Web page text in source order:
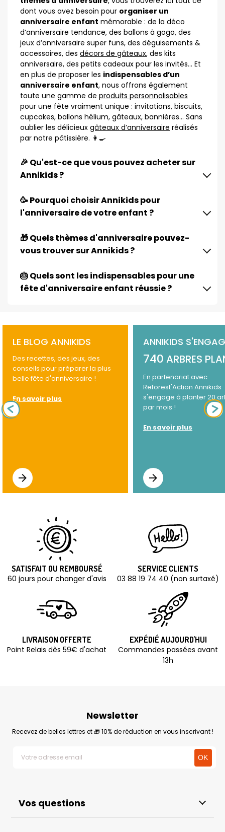
dont vous avez besoin pour organiser un
anniversaire enfant mémorable : de la déco
d’anniversaire tendance, des ballons à gogo, des
jeux d’anniversaire super funs, des déguisements &
accessoires, des décors de gâteaux, des kits
anniversaire, des petits cadeaux pour les invités… Et
en plus de proposer les indispensables d’un
anniversaire enfant, nous offrons également
toute une gamme de produits personnalisables
pour une fête vraiment unique : invitations, biscuits,
cupcakes, ballons hélium, gâteaux, bannières… Sans
oublier les délicieux gâteaux d’anniversaire réalisés
par notre pâtissière. 👩‍🍳
🎉 Qu'est-ce que vous pouvez acheter sur
Annikids ?
🥳 Pourquoi choisir Annikids pour
l'anniversaire de votre enfant ?
🎁 Quels thèmes d'anniversaire pouvez-
vous trouver sur Annikids ?
🎂 Quels sont les indispensables pour une
fête d'anniversaire enfant réussie ?
LE BLOG ANNIKIDS
Des recettes, des jeux, des
conseils pour préparer la plus
belle fête d'anniversaire !
En savoir plus
ANNIKIDS
740 ARBRES
En partenariat avec
Reforest'Action Annikids
s'engage à planter 20
par mois !
En savoir plus
SATISFAIT OU REMBOURSÉ
60 jours pour changer d'avis
SERVICE CLIENTS
03 88 19 74 40 (non surtaxé)
LIVRAISON OFFERTE
Point Relais dès 59€ d'achat
EXPÉDIÉ AUJOURD'HUI
Commandes passées avant
13h
Vos questions
Newsletter
Recevez de belles lettres et 🎁 10% de réduction en vous inscrivant !